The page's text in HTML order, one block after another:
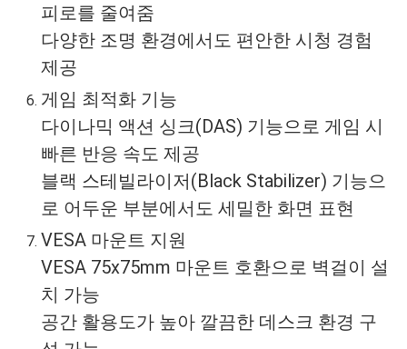
피로를 줄여줌
다양한 조명 환경에서도 편안한 시청 경험
제공
게임 최적화 기능
다이나믹 액션 싱크(DAS) 기능으로 게임 시
빠른 반응 속도 제공
블랙 스테빌라이저(Black Stabilizer) 기능으
로 어두운 부분에서도 세밀한 화면 표현
VESA 마운트 지원
VESA 75x75mm 마운트 호환으로 벽걸이 설
치 가능
공간 활용도가 높아 깔끔한 데스크 환경 구